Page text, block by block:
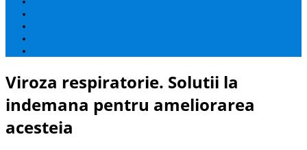
Viroza respiratorie. Solutii la
indemana pentru ameliorarea
acesteia